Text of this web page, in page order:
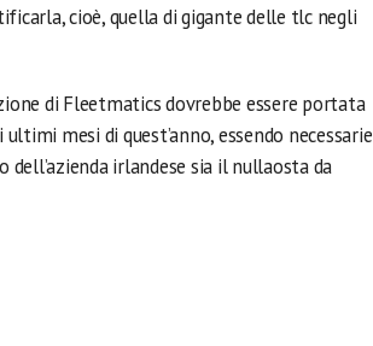
cioè, quella di gigante delle tlc negli
di Fleetmatics dovrebbe essere portata
mesi di quest’anno, essendo necessarie
irlandese sia il nullaosta da